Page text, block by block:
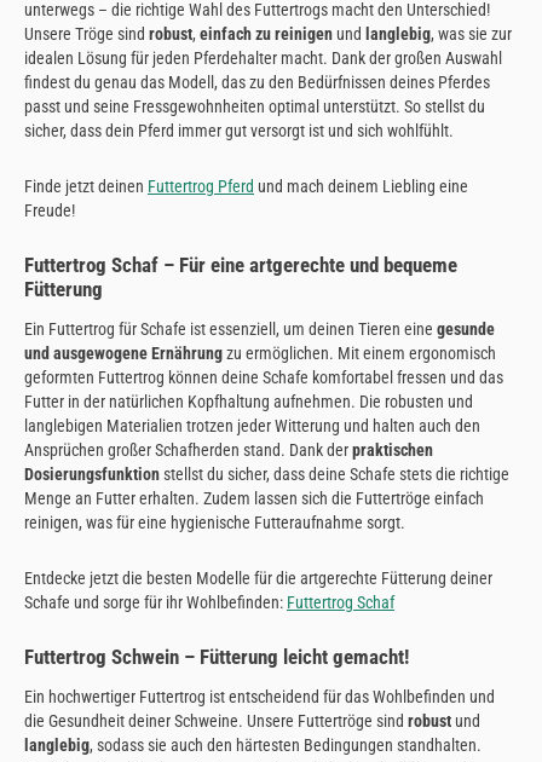
unterwegs – die richtige Wahl des Futtertrogs macht den Unterschied!
Unsere Tröge sind robust, einfach zu reinigen und langlebig, was sie zur
idealen Lösung für jeden Pferdehalter macht. Dank der großen Auswahl
findest du genau das Modell, das zu den Bedürfnissen deines Pferdes
passt und seine Fressgewohnheiten optimal unterstützt. So stellst du
sicher, dass dein Pferd immer gut versorgt ist und sich wohlfühlt.
Finde jetzt deinen Futtertrog Pferd und mach deinem Liebling eine
Freude!
Futtertrog Schaf – Für eine artgerechte und bequeme
Fütterung
Ein Futtertrog für Schafe ist essenziell, um deinen Tieren eine gesunde
und ausgewogene Ernährungzu ermöglichen. Mit einem ergonomisch
geformten Futtertrog können deine Schafe komfortabel fressen und das
Futter in der natürlichen Kopfhaltung aufnehmen. Die robusten und
langlebigen Materialien trotzen jeder Witterung und halten auch den
Ansprüchen großer Schafherden stand. Dank derpraktischen
Dosierungsfunktionstellst du sicher, dass deine Schafe stets die richtige
Menge an Futter erhalten. Zudem lassen sich die Futtertröge einfach
reinigen, was für eine hygienische Futteraufnahme sorgt.
Entdecke jetzt die besten Modelle für die artgerechte Fütterung deiner
Schafe und sorge für ihr Wohlbefinden: Futtertrog Schaf
Futtertrog Schwein – Fütterung leicht gemacht!
Ein hochwertiger Futtertrog ist entscheidend für das Wohlbefinden und
die Gesundheit deiner Schweine. Unsere Futtertröge sind robust und
langlebig, sodass sie auch den härtesten Bedingungen standhalten.